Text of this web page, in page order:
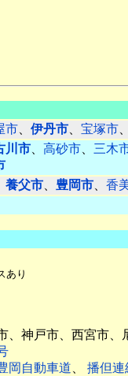
市、 伊丹市、 宝塚市、
川市、 高砂市、 三木
養父市、 豊岡市、 香
あり
、神戸市、西宮市
岡自動車道、 播但連